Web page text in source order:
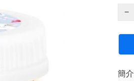
−
簡介